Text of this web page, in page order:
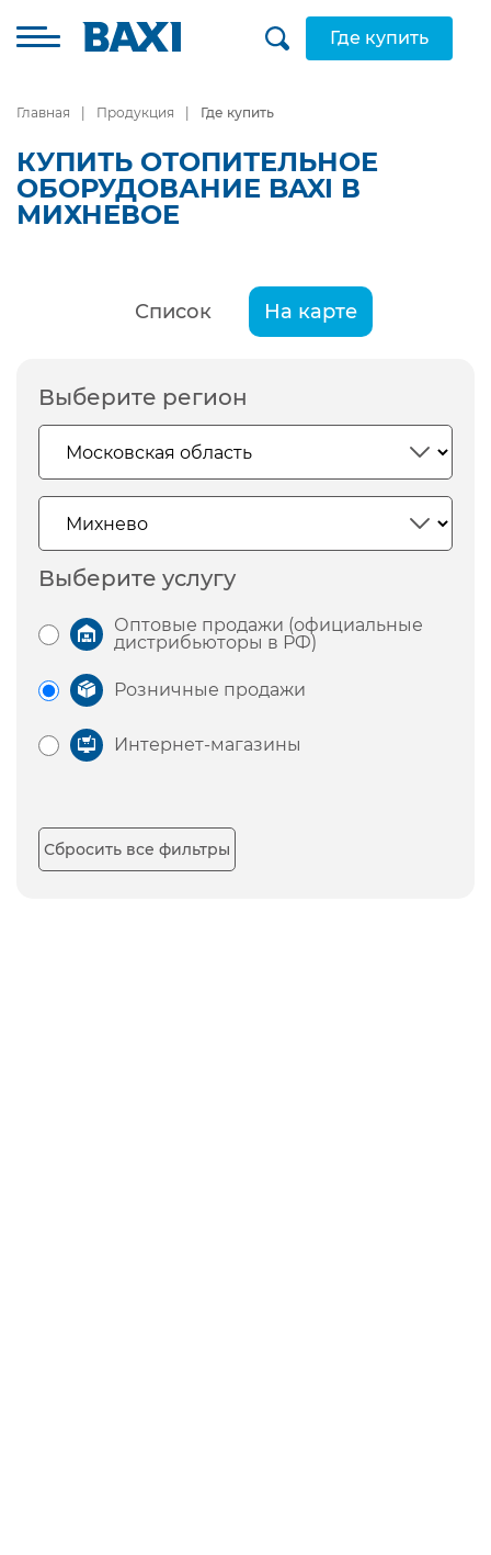
Где купить
Главная Продукция Где купить
КУПИТЬ ОТОПИТЕЛЬНОЕ
ОБОРУДОВАНИЕ BAXI В
МИХНЕВОЕ
Список На карте
Выберите регион
Выберите услугу
Оптовые продажи (официальные
дистрибьюторы в РФ)
Розничные продажи
Интернет-магазины
Сбросить все фильтры